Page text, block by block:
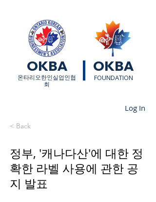
OKBA OKBA
​온타리오한인실업인협
회
FOUNDATION
Log In
< Back
정부, '캐나다산'에 대한 정
확한 라벨 사용에 관한 공
지 발표